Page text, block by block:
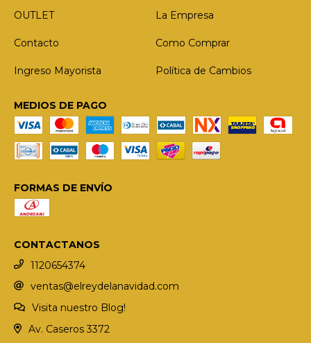
OUTLET La Empresa
Contacto Como Comprar
Ingreso Mayorista Política de Cambios
MEDIOS DE PAGO
FORMAS DE ENVÍO
CONTACTANOS
1120654374
ventas@elreydelanavidad.com
Visita nuestro Blog!
Av. Caseros 3372